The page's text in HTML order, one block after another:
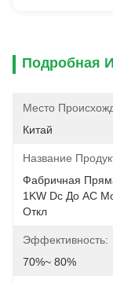
Подробная
Место
Китай
Название
Фабричная
1KW Dc До AC
Откл
Эффективность:
70%~ 80%